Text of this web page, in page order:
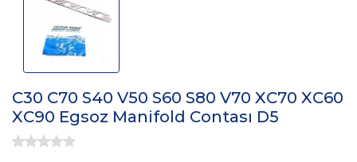
C30 C70 S40 V50 S60 S80 V70 XC70 XC60
XC90 Egsoz Manifold Contası D5